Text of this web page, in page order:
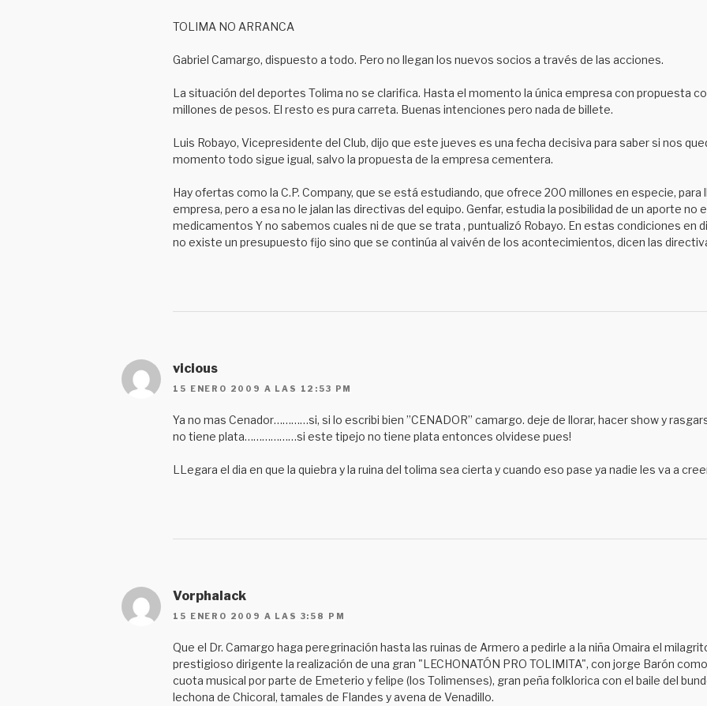
TOLIMA NO ARRANCA
Gabriel Camargo, dispuesto a todo. Pero no llegan los nuevos socios a través de las acciones.
La situación del deportes Tolima no se clarifica. Hasta el momento la única empresa con propuesta
millones de pesos. El resto es pura carreta. Buenas intenciones pero nada de billete.
Luis Robayo, Vicepresidente del Club, dijo que este jueves es una fecha decisiva para saber si nos
momento todo sigue igual, salvo la propuesta de la empresa cementera.
Hay ofertas como la C.P. Company, que se está estudiando, que ofrece 200 millones en especie, para
empresa, pero a esa no le jalan las directivas del equipo. Genfar, estudia la posibilidad de un aporte no
medicamentos Y no sabemos cuales ni de que se trata , puntualizó Robayo. En estas condiciones en
no existe un presupuesto fijo sino que se continúa al vaivén de los acontecimientos, dicen las
vicious
15 ENERO 2009 A LAS 12:53 PM
Ya no mas Cenador…………si, si lo escribi bien ’’CENADOR’’ camargo. deje de llorar, hacer show y
no tiene plata………………si este tipejo no tiene plata entonces olvidese pues!
LLegara el dia en que la quiebra y la ruina del tolima sea cierta y cuando eso pase ya nadie les va a
Vorphalack
15 ENERO 2009 A LAS 3:58 PM
Que el Dr. Camargo haga peregrinación hasta las ruinas de Armero a pedirle a la niña Omaira el
prestigioso dirigente la realización de una gran "LECHONATÓN PRO TOLIMITA", con jorge Barón
cuota musical por parte de Emeterio y felipe (los Tolimenses), gran peña folklorica con el baile del
lechona de Chicoral, tamales de Flandes y avena de Venadillo.